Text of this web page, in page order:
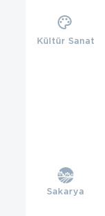
Kültür Sanat
Sakarya